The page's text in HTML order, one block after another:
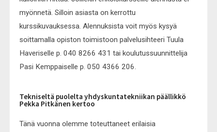
myönnetä. Silloin asiasta on kerrottu
kurssikuvauksessa. Alennuksista voit myös kysyä
soittamalla opiston toimistoon palvelusihteeri Tuula
Haveriselle p. 040 8266 431 tai koulutussuunnittelija
Pasi Kemppaiselle p. 050 4366 206.
Tekniseltä puolelta yhdyskuntatekniikan päällikkö
Pekka Pitkänen kertoo
Tänä vuonna olemme toteuttaneet erilaisia